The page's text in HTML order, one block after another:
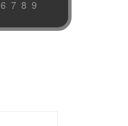
67 89